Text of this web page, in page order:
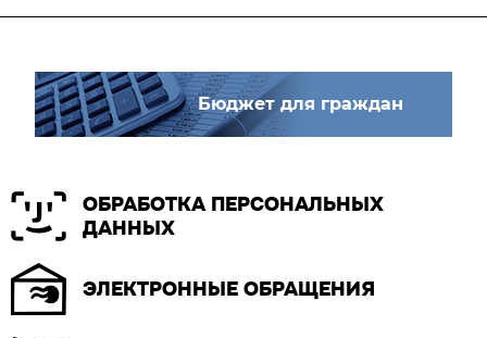
Бюджет для граждан
ОБРАБОТКА ПЕРСОНАЛЬНЫХ
ДАННЫХ
ЭЛЕКТРОННЫЕ ОБРАЩЕНИЯ